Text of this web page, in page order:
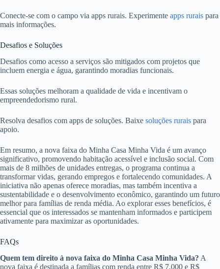
Conecte-se com o campo via apps rurais. Experimente apps rurais para
mais informações.
Desafios e Soluções
Desafios como acesso a serviços são mitigados com projetos que
incluem energia e água, garantindo moradias funcionais.
Essas soluções melhoram a qualidade de vida e incentivam o
empreendedorismo rural.
Resolva desafios com apps de soluções. Baixe soluções rurais para
apoio.
Em resumo, a nova faixa do Minha Casa Minha Vida é um avanço
significativo, promovendo habitação acessível e inclusão social. Com
mais de 8 milhões de unidades entregas, o programa continua a
transformar vidas, gerando empregos e fortalecendo comunidades. A
iniciativa não apenas oferece moradias, mas também incentiva a
sustentabilidade e o desenvolvimento econômico, garantindo um futuro
melhor para famílias de renda média. Ao explorar esses benefícios, é
essencial que os interessados se mantenham informados e participem
ativamente para maximizar as oportunidades.
FAQs
Quem tem direito à nova faixa do Minha Casa Minha Vida? A
nova faixa é destinada a famílias com renda entre R$ 7.000 e R$